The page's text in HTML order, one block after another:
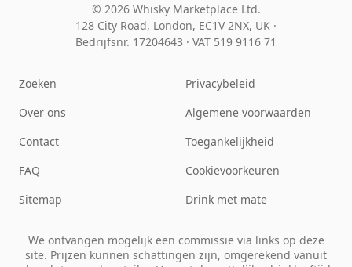
© 2026 Whisky Marketplace Ltd.
128 City Road, London, EC1V 2NX, UK ·
Bedrijfsnr. 17204643 · VAT 519 9116 71
Zoeken
Over ons
Contact
FAQ
Sitemap
Privacybeleid
Algemene voorwaarden
Toegankelijkheid
Cookievoorkeuren
Drink met mate
We ontvangen mogelijk een commissie via links op deze
site. Prijzen kunnen schattingen zijn, omgerekend vanuit